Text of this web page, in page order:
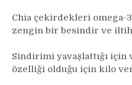
Chia çekirdekleri omega-3
zengin bir besindir ve
Sindirimi yavaşlattığı için
özelliği olduğu için kilo